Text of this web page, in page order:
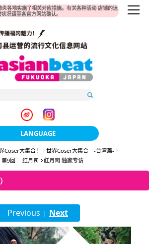
各地实施了相关对应措施。有关各种活动·店铺的运
状况请至各官方网站确认。
LANGUAGE
日本語
한국어
簡体中文
繁體中文
English
Coser大集合！
世界Coser大集合 -台湾篇-
9回 红月司
紅月司 独家专访
Previous | Next